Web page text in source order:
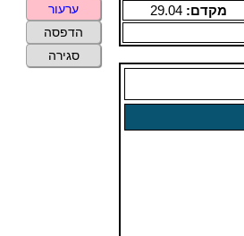
מקדם:29.04
ערעור
הדפסה
סגירה